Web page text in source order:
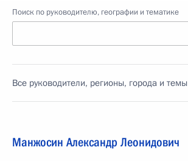
Поиск по руководителю, географии и тематике
Все руководители, регионы, города и темы
Манжосин Александр Леонидович